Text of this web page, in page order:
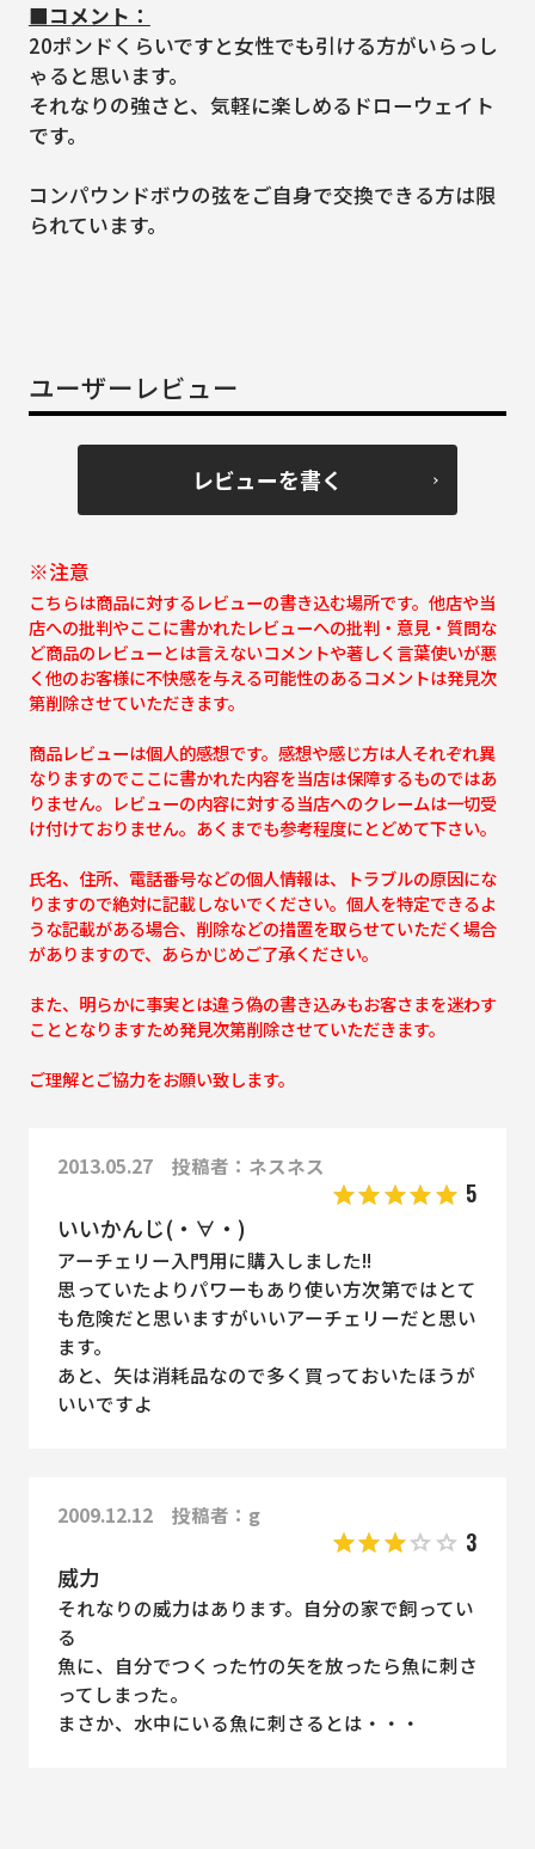
■コメント：
20ポンドくらいですと女性でも引ける方がいらっし
ゃると思います。
それなりの強さと、気軽に楽しめるドローウェイト
です。
コンパウンドボウの弦をご自身で交換できる方は限
られています。
ユーザーレビュー
レビューを書く
※注意
こちらは商品に対するレビューの書き込む場所です。他店や当
店への批判やここに書かれたレビューへの批判・意見・質問な
ど商品のレビューとは言えないコメントや著しく言葉使いが悪
く他のお客様に不快感を与える可能性のあるコメントは発見次
第削除させていただきます。
商品レビューは個人的感想です。感想や感じ方は人それぞれ異
なりますのでここに書かれた内容を当店は保障するものではあ
りません。レビューの内容に対する当店へのクレームは一切受
け付けておりません。あくまでも参考程度にとどめて下さい。
氏名、住所、電話番号などの個人情報は、トラブルの原因にな
りますので絶対に記載しないでください。個人を特定できるよ
うな記載がある場合、削除などの措置を取らせていただく場合
がありますので、あらかじめご了承ください。
また、明らかに事実とは違う偽の書き込みもお客さまを迷わす
こととなりますため発見次第削除させていただきます。
ご理解とご協力をお願い致します。
2013.05.27 投稿者：ネスネス
5
いいかんじ(・∀・)
アーチェリー入門用に購入しました!!
思っていたよりパワーもあり使い方次第ではとて
も危険だと思いますがいいアーチェリーだと思い
ます。
あと、矢は消耗品なので多く買っておいたほうが
いいですよ
2009.12.12 投稿者：g
3
威力
それなりの威力はあります。自分の家で飼ってい
る
魚に、自分でつくった竹の矢を放ったら魚に刺さ
ってしまった。
まさか、水中にいる魚に刺さるとは・・・